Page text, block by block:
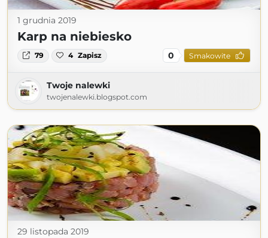
1 grudnia 2019
Karp na niebiesko
79 4 Zapisz 0 Smakowite
Twoje nalewki
twojenalewki.blogspot.com
29 listopada 2019